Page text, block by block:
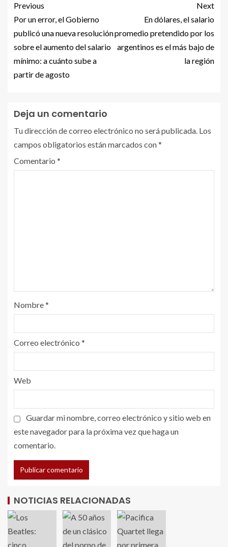
Previous
Por un error, el Gobierno
publicó una nueva resolución
sobre el aumento del salario
mínimo: a cuánto sube a
partir de agosto
Next
En dólares, el salario
promedio pretendido por los
argentinos es el más bajo de
la región
Deja un comentario
Tu dirección de correo electrónico no será publicada. Los
campos obligatorios están marcados con*
Comentario *
Nombre*
Correo electrónico *
Web
Guardar mi nombre, correo electrónico y sitio web en
este navegador para la próxima vez que haga un
comentario.
NOTICIAS RELACIONADAS